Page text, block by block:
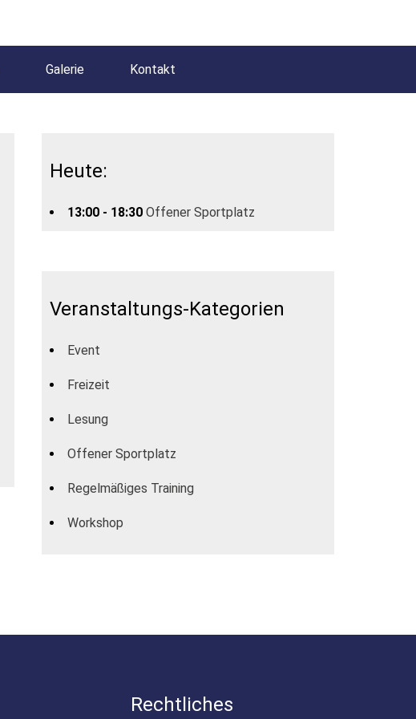
Galerie Kontakt
Heute:
13:00 - 18:30 Offener Sportplatz
Veranstaltungs-Kategorien
Event
Freizeit
Lesung
Offener Sportplatz
Regelmäßiges Training
Workshop
Rechtliches